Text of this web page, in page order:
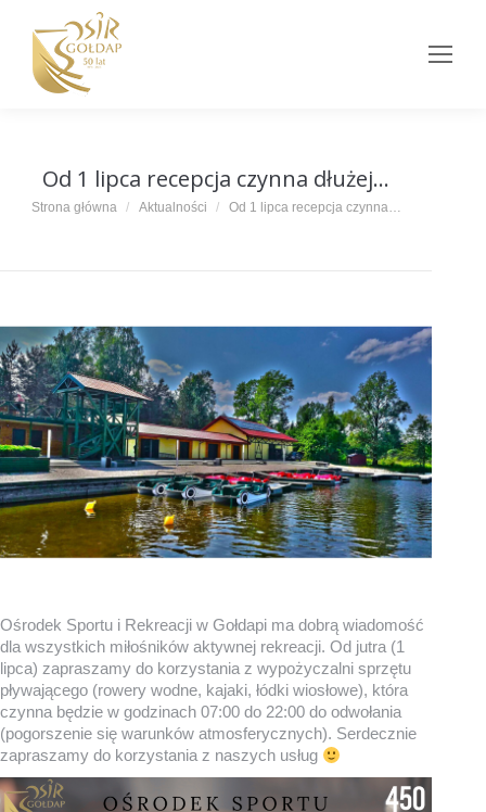
Od 1 lipca recepcja czynna dłużej…
Jesteś tutaj:
Strona główna Aktualności Od 1 lipca recepcja czynna…
Ośrodek Sportu i Rekreacji w Gołdapi ma dobrą wiadomość
dla wszystkich miłośników aktywnej rekreacji. Od jutra (1
lipca) zapraszamy do korzystania z wypożyczalni sprzętu
pływającego (rowery wodne, kajaki, łódki wiosłowe), która
czynna będzie w godzinach 07:00 do 22:00 do odwołania
(pogorszenie się warunków atmosferycznych). Serdecznie
zapraszamy do korzystania z naszych usług